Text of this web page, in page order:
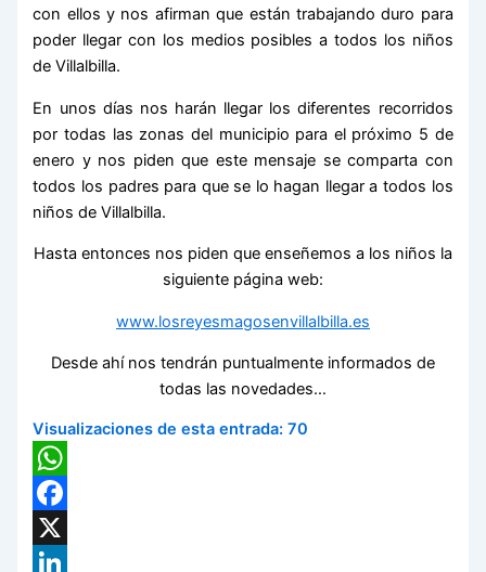
con ellos y nos afirman que están trabajando duro para
poder llegar con los medios posibles a todos los niños
de Villalbilla.
En unos días nos harán llegar los diferentes recorridos
por todas las zonas del municipio para el próximo 5 de
enero y nos piden que este mensaje se comparta con
todos los padres para que se lo hagan llegar a todos los
niños de Villalbilla.
Hasta entonces nos piden que enseñemos a los niños la
siguiente página web:
www.losreyesmagosenvillalbilla.es
Desde ahí nos tendrán puntualmente informados de
todas las novedades…
Visualizaciones de esta entrada: 70
WhatsApp
Facebook
X